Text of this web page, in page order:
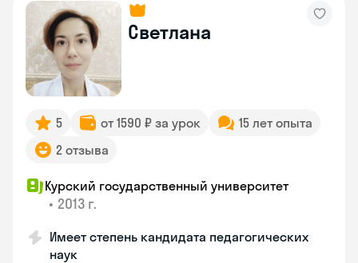
Светлана
5 от 1590 ₽ за урок
15 лет опыта
2 отзыва
Курский государственный университет
• 2013 г.
Имеет степень кандидата педагогических
наук